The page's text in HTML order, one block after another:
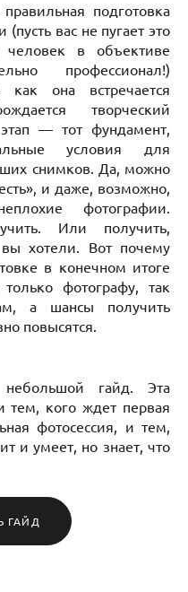
подготовка
вас не пугает это
в объективе
профессионал!)
она встречается
творческий
этап — тот фундамент,
условия для
снимков. Да, можно
и даже, возможно,
фотографии.
Или получить,
хотели. Вот почему
в конечном итоге
фотографу, так
а шансы получить
повысятся.
гайд. Эта
тем, кого ждет первая
фотосессия, и тем,
и умеет, но знает, что
ГАЙД